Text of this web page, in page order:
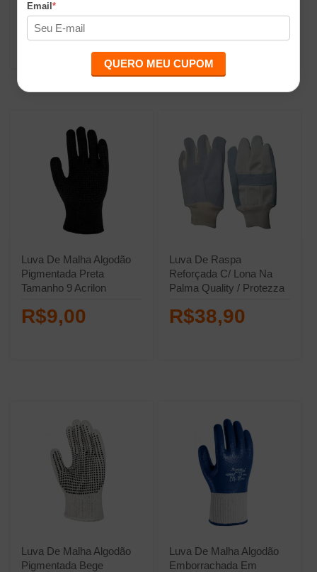
R$22,50
Luva De Malha Algodão
Pigmentada Preta
Tamanho 9 Acrilon
R$9,00
Luva De Raspa
Reforçada C/ Lona Na
Palma Quality / Protezza
R$38,90
Luva De Malha Algodão
Pigmentada Bege
Luva De Malha Algodão
Emborrachada Em
Email *
QUERO MEU CUPOM